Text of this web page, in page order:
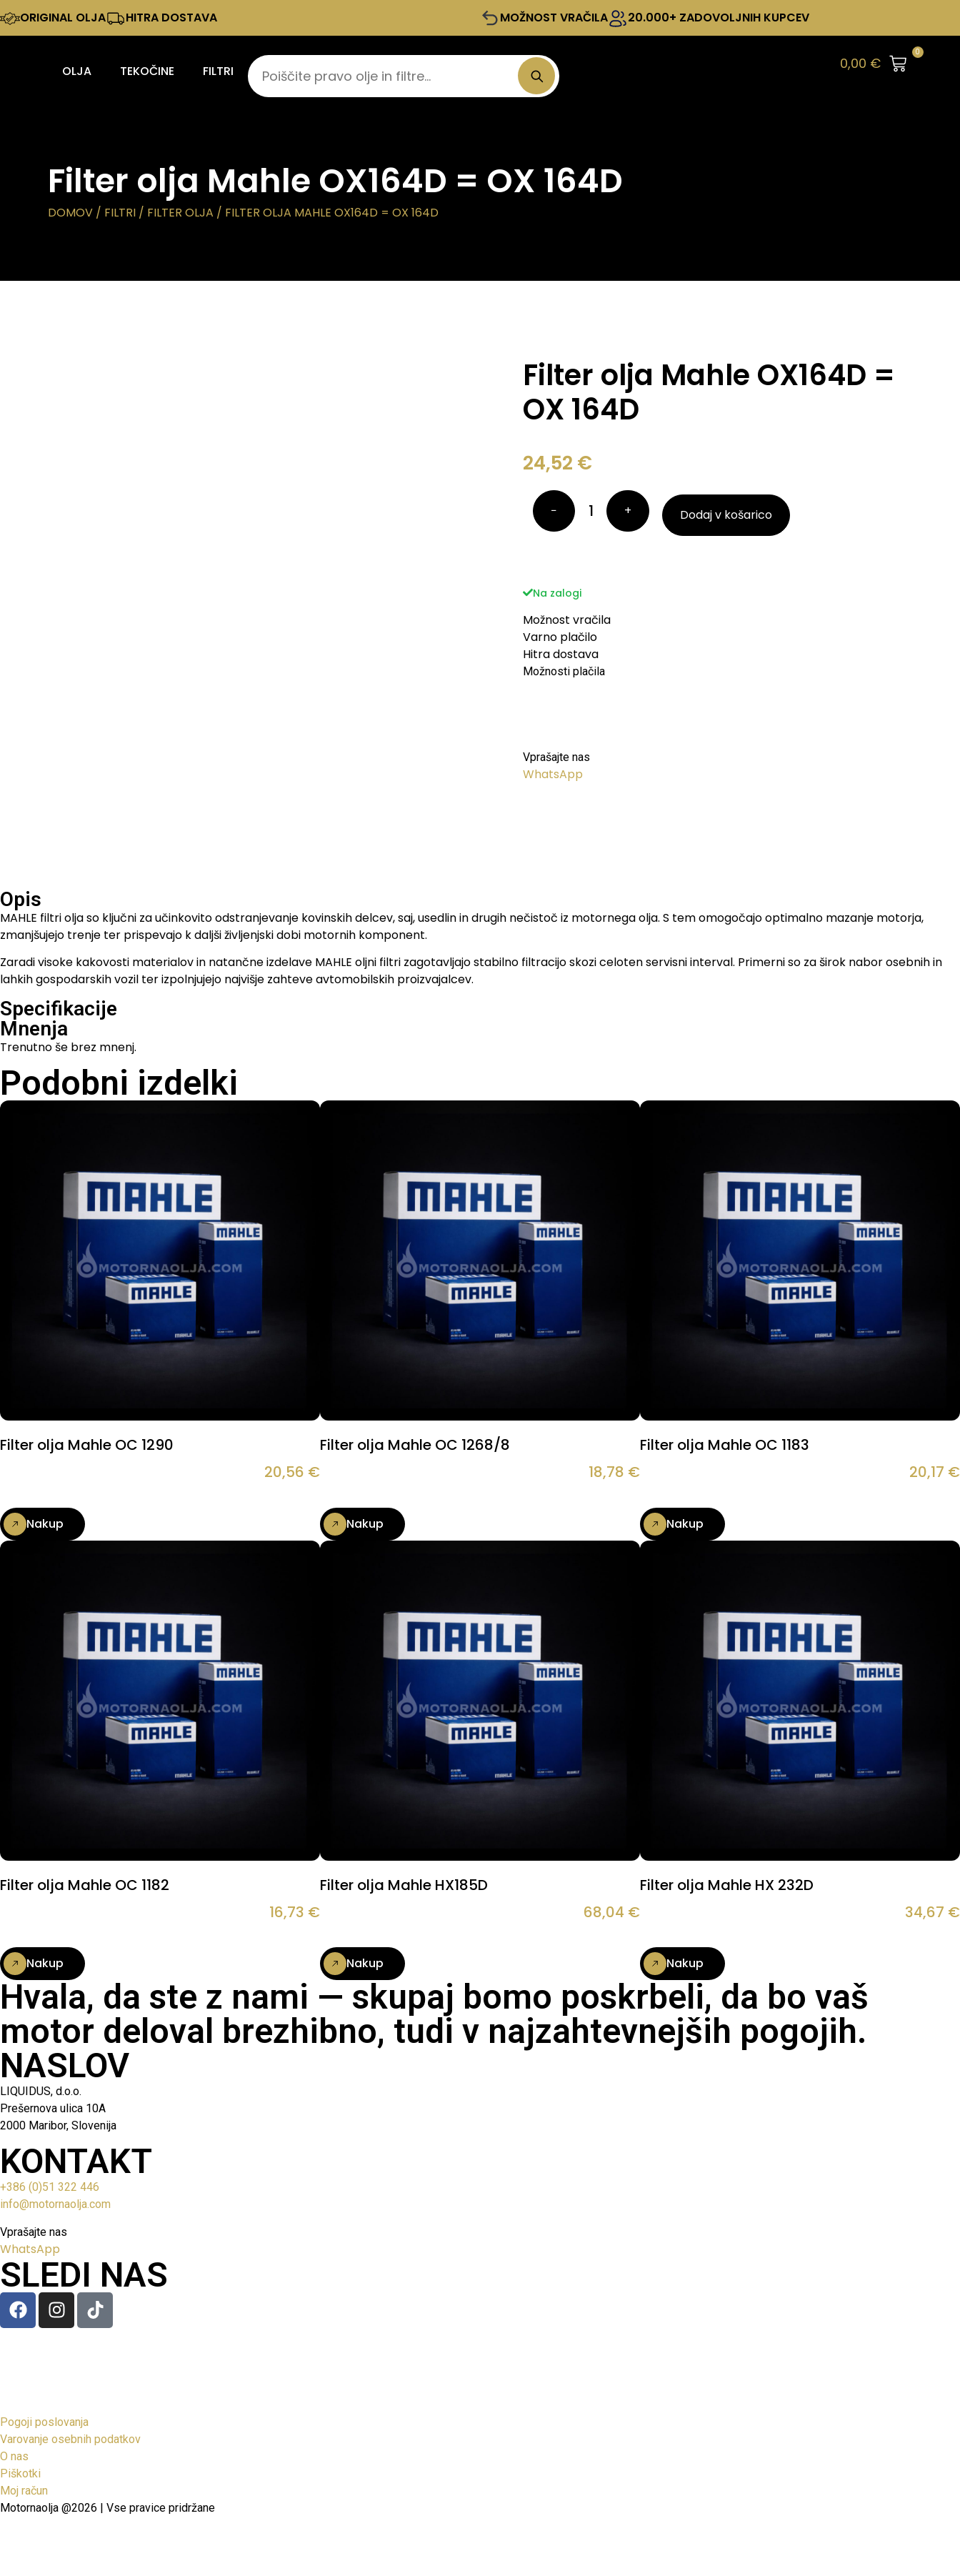
ORIGINAL OLJA HITRA DOSTAVA MOŽNOST VRAČILA 20.000+ ZADOVOLJNIH KUPCEV
OLJA TEKOČINE FILTRI 0,00 €
0
Filter olja Mahle OX164D = OX 164D
DOMOV / FILTRI / FILTER OLJA / FILTER OLJA MAHLE OX164D = OX 164D
Filter olja Mahle OX164D =
OX 164D
24,52 €
− + Dodaj v košarico
Na zalogi
Možnost vračila
Varno plačilo
Hitra dostava
Možnosti plačila
Vprašajte nas
WhatsApp
Opis
MAHLE filtri olja so ključni za učinkovito odstranjevanje kovinskih delcev, saj, usedlin in drugih nečistoč iz motornega olja. S tem omogočajo optimalno mazanje motorja,
zmanjšujejo trenje ter prispevajo k daljši življenjski dobi motornih komponent.
Zaradi visoke kakovosti materialov in natančne izdelave MAHLE oljni filtri zagotavljajo stabilno filtracijo skozi celoten servisni interval. Primerni so za širok nabor osebnih in
lahkih gospodarskih vozil ter izpolnjujejo najvišje zahteve avtomobilskih proizvajalcev.
Specifikacije
Mnenja
Trenutno še brez mnenj.
Podobni izdelki
Filter olja Mahle OC 1290
20,56 €
Nakup
Filter olja Mahle OC 1268/8
18,78 €
Nakup
Filter olja Mahle OC 1183
20,17 €
Nakup
Filter olja Mahle OC 1182
16,73 €
Nakup
Filter olja Mahle HX185D
68,04 €
Nakup
Filter olja Mahle HX 232D
34,67 €
Nakup
Hvala, da ste z nami — skupaj bomo poskrbeli, da bo vaš
motor deloval brezhibno, tudi v najzahtevnejših pogojih.
NASLOV
LIQUIDUS, d.o.o.
Prešernova ulica 10A
2000 Maribor, Slovenija
KONTAKT
+386 (0)51 322 446
info@motornaolja.com
Vprašajte nas
WhatsApp
SLEDI NAS
Pogoji poslovanja
Varovanje osebnih podatkov
O nas
Piškotki
Moj račun
Motornaolja @2026 | Vse pravice pridržane